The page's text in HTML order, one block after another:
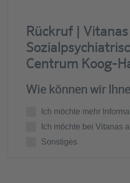
Rückruf | Vitanas
Centrum Koog-
Wie können wir
Ich möchte mehr
Ich möchte bei Vitanas
Sonstiges